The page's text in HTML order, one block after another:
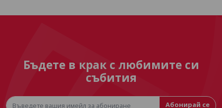
Бъдете в крак с любимите си
събития
Абонирай се